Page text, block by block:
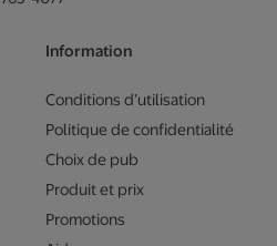
Information
Conditions d’utilisation
Politique de confidentialité
Choix de pub
Produit et prix
Promotions